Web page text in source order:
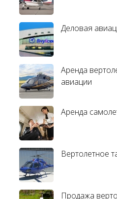
Деловая
Аренда
авиации
Аренда
Вертолетное
Продажа